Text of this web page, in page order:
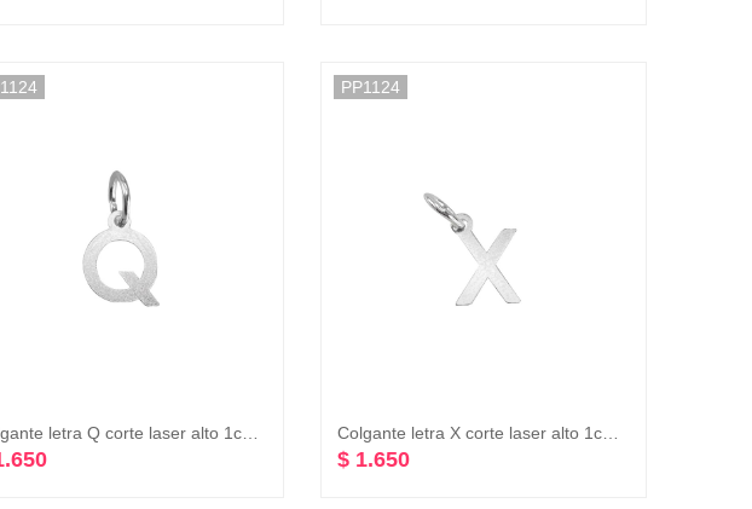
Colgante letra Q corte laser alto 1cm plata 925
PP1124
Colgante letra X corte laser alto 1cm plata 925
$ 1.650